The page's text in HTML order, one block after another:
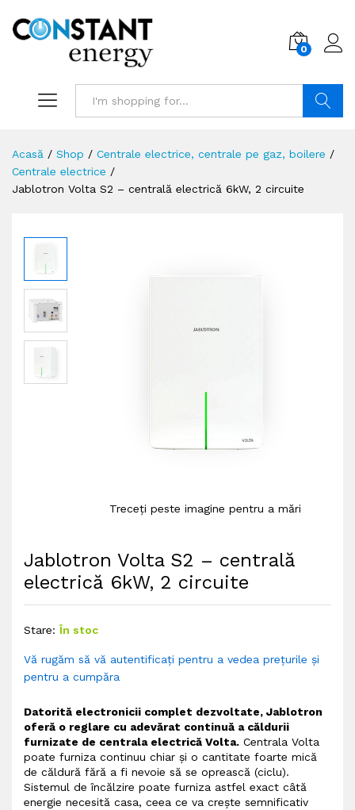
0
Acasă / Shop / Centrale electrice, centrale pe gaz, boilere /
Centrale electrice /
Jablotron Volta S2 – centrală electrică 6kW, 2 circuite
Treceți peste imagine pentru a mări
Jablotron Volta S2 – centrală
electrică 6kW, 2 circuite
Stare: În stoc
Vă rugăm să vă autentificați pentru a vedea prețurile și
pentru a cumpăra
Datorită electronicii complet dezvoltate, Jablotron
oferă o reglare cu adevărat continuă a căldurii
furnizate de centrala electrică Volta. Centrala Volta
poate furniza continuu chiar și o cantitate foarte mică
de căldură fără a fi nevoie să se oprească (ciclu).
Sistemul de încălzire poate furniza astfel exact câtă
energie necesită casa, ceea ce va crește semnificativ